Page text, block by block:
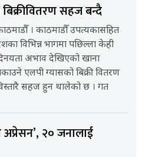
सहज बन्दै
। काठमाडौँ उपत्यकासहित
विभिन्न भागमा पछिल्ला केही
अभाव देखिएको खाना
एलपी ग्यासको बिक्री वितरण
सहज हुन थालेको छ । गत
अप्रेसन’, २० जनालाई